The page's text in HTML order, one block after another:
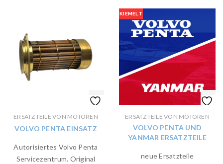
ERSATZTEILE VON MOTOREN
VOLVO PENTA EINSATZ
Autorisiertes Volvo Penta
Servicezentrum. Original
KIEMELT
ERSATZTEILE VON MOTOREN
VOLVO PENTA UND
YANMAR ERSATZTEILE
neue Ersatzteile